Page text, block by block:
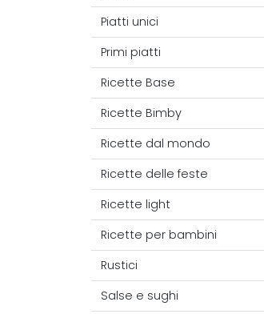
Piatti unici
Primi piatti
Ricette Base
Ricette Bimby
Ricette dal mondo
Ricette delle feste
Ricette light
Ricette per bambini
Rustici
Salse e sughi